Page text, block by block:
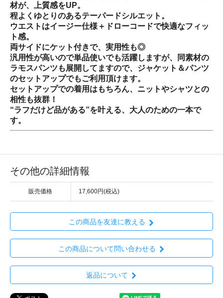
材が、上質感をUP。
程よくゆとりのあるテーパードシルエット。
ウエストはイージー仕様＋ドローコードで快適なフィッ
ト感。
両サイドにケット付きで、実用性も◎
汎用性が高いので単品使いでも活躍しますが、同素材の
ラモスパンツも展開してますので、ジャケット＆パンツ
のセットアップでもご利用頂けます。
セットアップでの着用はもちろん、ニットやシャツとの
相性も抜群！
“ラフだけど品がある”を叶える、大人のための一本で
す。
その他の詳細情報
販売価格 17,600円(税込)
この商品を友達に教える
この商品について問い合わせる
返品について